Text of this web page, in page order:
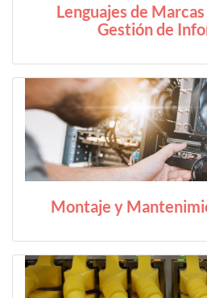
Lenguajes de
Gestión de
Montaje y